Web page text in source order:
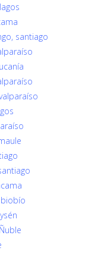
santiago
biobío